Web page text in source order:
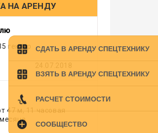
СДАТЬ В АРЕНДУ СПЕЦТЕХНИКУ
ВЗЯТЬ В АРЕНДУ СПЕЦТЕХНИКУ
РАСЧЕТ СТОИМОСТИ
СООБЩЕСТВО
НА АРЕНДУ
гектар
47 м, 11 часовая